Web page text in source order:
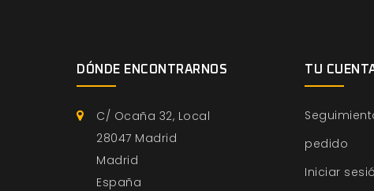
DÓNDE ENCONTRARNOS
C/ Ocaña 32, Local
28047 Madrid
Madrid
España
TU
pedido
Iniciar